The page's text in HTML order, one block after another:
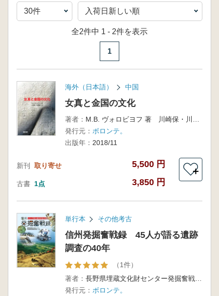
全2件中 1 - 2件を表示
1
海外（日本語） 中国
女真と金国の文化
著者：
発行元： ボロンテ。
出版年： 2018/11
新刊 取り寄せ 5,500 円
古書 1点 3,850 円
＋
単行本 その他考古
信州発掘奮戦録 45人が語る遺跡
調査の40年
（1件）
著者：
長野県埋蔵文化財センター発掘奮戦録編集委員会 編
発行元： ボロンテ。